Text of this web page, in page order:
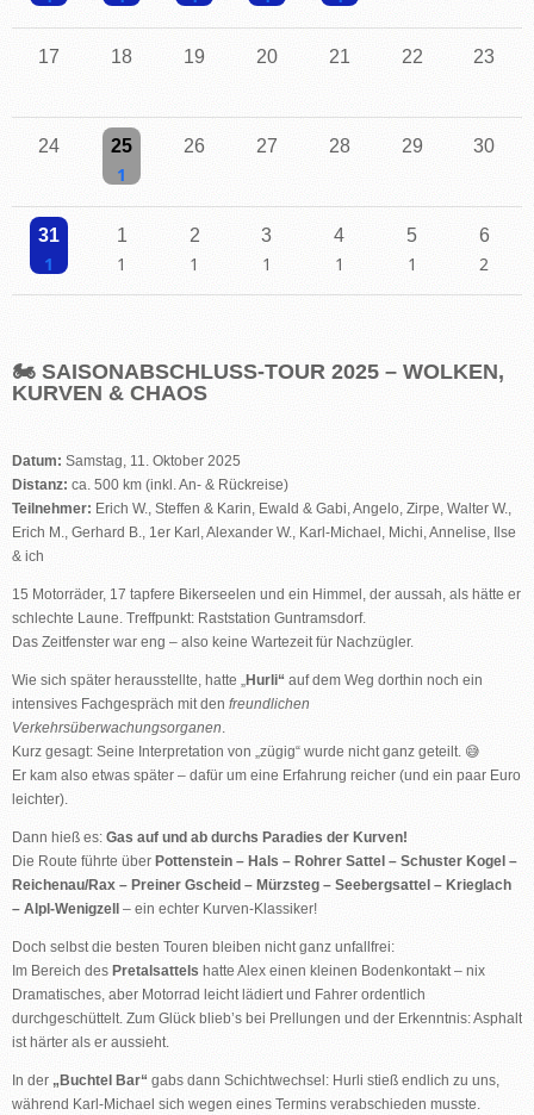
17 18 19 20 21 22 23
24 25 26 27 28 29 30
31 1 2 3 4 5 6
🏍️ SAISONABSCHLUSS-TOUR 2025 – WOLKEN,
KURVEN & CHAOS
Datum: Samstag, 11. Oktober 2025
Distanz: ca. 500 km (inkl. An- & Rückreise)
Teilnehmer: Erich W., Steffen & Karin, Ewald & Gabi, Angelo, Zirpe, Walter W.,
Erich M., Gerhard B., 1er Karl, Alexander W., Karl-Michael, Michi, Annelise, Ilse
& ich
15 Motorräder, 17 tapfere Bikerseelen und ein Himmel, der aussah, als hätte er
schlechte Laune. Treffpunkt: Raststation Guntramsdorf.
Das Zeitfenster war eng – also keine Wartezeit für Nachzügler.
Wie sich später herausstellte, hatte „Hurli“ auf dem Weg dorthin noch ein
intensives Fachgespräch mit den freundlichen
Verkehrsüberwachungsorganen.
Kurz gesagt: Seine Interpretation von „zügig“ wurde nicht ganz geteilt. 😅
Er kam also etwas später – dafür um eine Erfahrung reicher (und ein paar Euro
leichter).
Dann hieß es: Gas auf und ab durchs Paradies der Kurven!
Die Route führte über Pottenstein – Hals – Rohrer Sattel – Schuster Kogel –
Reichenau/Rax – Preiner Gscheid – Mürzsteg – Seebergsattel – Krieglach
– Alpl-Wenigzell
– ein echter Kurven-Klassiker!
Doch selbst die besten Touren bleiben nicht ganz unfallfrei:
Im Bereich des Pretalsattels hatte Alex einen kleinen Bodenkontakt – nix
Dramatisches, aber Motorrad leicht lädiert und Fahrer ordentlich
durchgeschüttelt. Zum Glück blieb’s bei Prellungen und der Erkenntnis: Asphalt
ist härter als er aussieht.
In der „Buchtel Bar“ gabs dann Schichtwechsel: Hurli stieß endlich zu uns,
während Karl-Michael sich wegen eines Termins verabschieden musste.